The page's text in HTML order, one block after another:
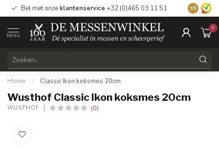
Bel met onze klantenservice +32 (0)465 03 11 51 Bezoek
9.5
MENU
0
Home / Classic Ikon koksmes 20cm
Wusthof Classic Ikon koksmes 20cm
WUSTHOF (0)